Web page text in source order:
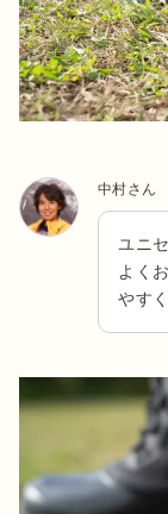
中村さん
ユニ
よく
やす